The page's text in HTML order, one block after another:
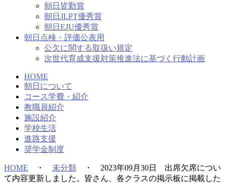
朝日皆勤賞
朝日JLPT優秀賞
朝日EJU優秀賞
朝日点検・評価公表用
公欠に関する取扱い規定
次世代育成支援対策推進法に基づく行動計画
HOME
朝日について
コース学費・紹介
教職員紹介
施設紹介
学校生活
進路支援
奨学金制度
HOME ・ 未分類 ・ 2023年09月30日 出席欠席につい
て内容更新しました。皆さん、各クラスの掲示板に掲載した